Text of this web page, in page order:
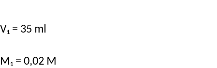
V₁ = 35 ml
M₁ = 0,02 M